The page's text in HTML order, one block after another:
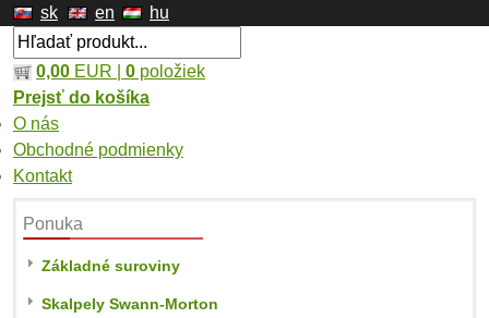
sk en hu
0,00 EUR | 0 položiek
Prejsť do košíka
O nás
Obchodné podmienky
Kontakt
Ponuka
Základné suroviny
Skalpely Swann-Morton